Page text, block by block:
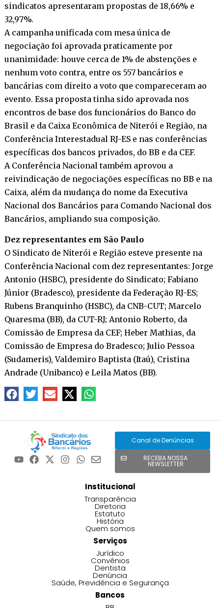
sindicatos apresentaram propostas de 18,66% e
32,97%.
A campanha unificada com mesa única de
negociação foi aprovada praticamente por
unanimidade: houve cerca de 1% de abstenções e
nenhum voto contra, entre os 557 bancários e
bancárias com direito a voto que compareceram ao
evento. Essa proposta tinha sido aprovada nos
encontros de base dos funcionários do Banco do
Brasil e da Caixa Econômica de Niterói e Região, na
Conferência Interestadual RJ-ES e nas conferências
específicas dos bancos privados, do BB e da CEF.
A Conferência Nacional também aprovou a
reivindicação de negociações específicas no BB e na
Caixa, além da mudança do nome da Executiva
Nacional dos Bancários para Comando Nacional dos
Bancários, ampliando sua composição.
Dez representantes em São Paulo
O Sindicato de Niterói e Região esteve presente na
Conferência Nacional com dez representantes: Jorge
Antonio (HSBC), presidente do Sindicato; Fabiano
Júnior (Bradesco), presidente da Federação RJ-ES;
Rubens Branquinho (HSBC), da CNB-CUT; Marcelo
Quaresma (BB), da CUT-RJ; Antonio Roberto, da
Comissão de Empresa da CEF; Heber Mathias, da
Comissão de Empresa do Bradesco; Julio Pessoa
(Sudameris), Valdemiro Baptista (Itaú), Cristina
Andrade (Unibanco) e Leila Matos (BB).
Canal de Denúncias
RECEBA NOSSA
NEWSLETTER
Institucional
Transparência
Diretoria
Estatuto
História
Quem somos
Serviços
Jurídico
Convênios
Dentista
Denúncia
Saúde, Previdência e Segurança
Bancos